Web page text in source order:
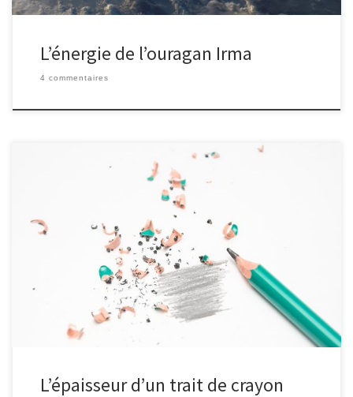
L’énergie de l’ouragan Irma
4 commentaires
Quelle est l'épaisseur moyenne d'un trait de crayon ?
L’épaisseur d’un trait de crayon